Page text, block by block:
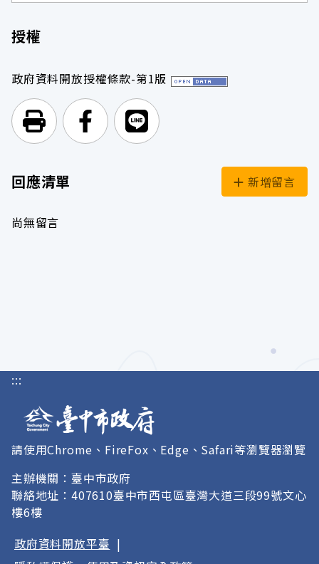
授權
政府資料開放授權條款-第1版
列印頁面前往Facebook
前往Line
回應清單 新增留言
尚無留言
:::
請使用Chrome、FireFox、Edge、Safari等瀏覽器瀏覽
主辦機關：臺中市政府
聯絡地址：407610臺中市西屯區臺灣大道三段99號文心
樓6樓
政府資料開放平臺 |